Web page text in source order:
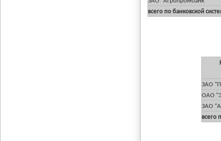
всего по банковской
ЗАО
ОАО
ЗАО
всего